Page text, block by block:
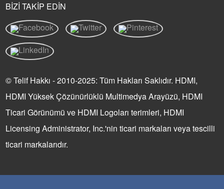
BIZI TAKIP EDIN
© Telif Hakkı - 2010-2025: Tüm Hakları Saklıdır. HDMI,
HDMI Yüksek Çözünürlüklü Multimedya Arayüzü, HDMI
Ticari Görünümü ve HDMI Logoları terimleri, HDMI
Licensing Administrator, Inc.'nin ticari markaları veya tescilli
ticari markalarıdır.